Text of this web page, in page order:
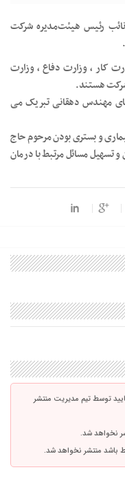
رئیس هیئت‌مدیره شرکت
کار ، وزارت دفاع ، وزارت
شرکت هستند.
مهندس دهقانی تبریک می
و بستری بودن مرحوم حاج
تسهیل مسائل مرتبط با درمان
توسط تیم مدیریت منتشر
نخواهد شد.
باشد منتشر نخواهد شد.